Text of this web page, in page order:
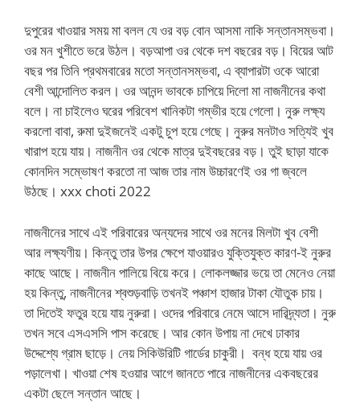
দুপুরের খাওয়ার সময় মা বলল যে ওর বড় বোন আসমা নাকি সন্তানসম্ভবা।
ওর মন খুশীতে ভরে উঠল। বড়আপা ওর থেকে দশ বছরের বড়। বিয়ের আট
বছর পর তিনি প্রথমবারের মতো সন্তানসম্ভবা, এ ব্যাপারটা ওকে আরো
বেশী আন্দোলিত করল। ওর আনন্দ ভাবকে চাপিয়ে দিলো মা নাজনীনের কথা
বলে। না চাইলেও ঘরের পরিবেশ খানিকটা গম্ভীর হয়ে গেলো। নুরু লক্ষ্য
করলো বাবা, রুমা দুইজনেই একটু চুপ হয়ে গেছে। নুরুর মনটাও সত্যিই খুব
খারাপ হয়ে যায়। নাজনীন ওর থেকে মাত্র দুইবছরের বড়। তুই ছাড়া যাকে
কোনদিন সম্ভোষণ করতো না আজ তার নাম উচ্চারণেই ওর গা জ্বলে
উঠছে। xxx choti 2022
নাজনীনের সাথে এই পরিবারের অন্যদের সাথে ওর মনের মিলটা খুব বেশী
আর লক্ষ্যণীয়। কিন্তু তার উপর ক্ষেপে যাওয়ারও যুক্তিযুক্ত কারণ-ই নুরুর
কাছে আছে। নাজনীন পালিয়ে বিয়ে করে। লোকলজ্জার ভয়ে তা মেনেও নেয়া
হয় কিন্তু, নাজনীনের শ্বশুড়বাড়ি তখনই পঞ্চাশ হাজার টাকা যৌতুক চায়।
তা দিতেই ফতুর হয়ে যায় নুরুরা। ওদের পরিবারে নেমে আসে দারিদ্র্যতা। নুরু
তখন সবে এসএসসি পাস করেছে। আর কোন উপায় না দেখে ঢাকার
উদ্দেশ্যে গ্রাম ছাড়ে। নেয় সিকিউরিটি গার্ডের চাকুরী। বন্ধ হয়ে যায় ওর
পড়ালেখা। খাওয়া শেষ হওয়ার আগে জানতে পারে নাজনীনের একবছরের
একটা ছেলে সন্তান আছে।